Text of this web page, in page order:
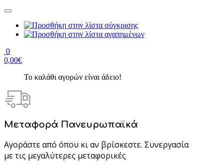
0
0,00€
Το καλάθι αγορών είναι άδειο!
Μεταφορά Πανευρωπαϊκά
Αγοράστε από όπου κι αν βρίσκεστε. Συνεργασία
με τις μεγαλύτερες μεταφορικές